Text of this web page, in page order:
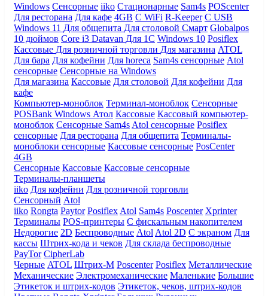
Windows Сенсорные iiko Стационарные Sam4s POScenter
Для ресторана Для кафе 4GB С WiFi R-Keeper С USB
Windows 11 Для общепита Для столовой Смарт Globalpos
10 дюймов Core i3 Datavan Для 1С Windows 10 Posiflex
Кассовые Для розничной торговли Для магазина ATOL
Для бара Для кофейни Для horeca Sam4s сенсорные Atol
сенсорные Сенсорные на Windows
Для магазина Кассовые Для столовой Для кофейни Для
кафе
Компьютер-моноблок Терминал-моноблок Сенсорные
POSBank Windows Атол Кассовые Кассовый компьютер-
моноблок Сенсорные Sam4s Atol сенсорные Posiflex
сенсорные Для ресторана Для общепита Терминалы-
моноблоки сенсорные Кассовые сенсорные PosCenter
4GB
Сенсорные Кассовые Кассовые сенсорные
Терминалы-планшеты
iiko Для кофейни Для розничной торговли
Сенсорный Atol
iiko Rongta Paytor Posiflex Atol Sam4s Poscenter Xprinter
Терминалы POS-принтеры С фискальным накопителем
Недорогие 2D Беспроводные Atol Atol 2D С экраном Для
кассы Штрих-кода и чеков Для склада беспроводные
PayTor CipherLab
Черные ATOL Штрих-М Poscenter Posiflex Металлические
Механические Электромеханические Маленькие Большие
Этикеток и штрих-кодов Этикеток, чеков, штрих-кодов